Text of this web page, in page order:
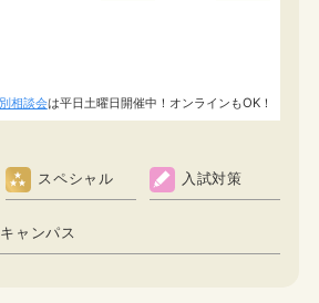
相談会は平日土曜日開催中！オンラインもOK！
スペシャル 入試対策
ャンパス